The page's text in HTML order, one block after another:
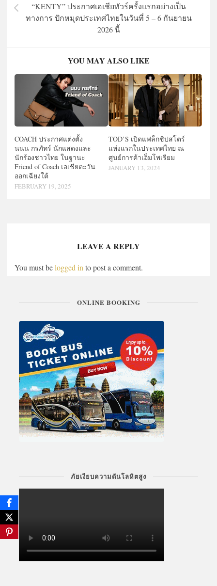
“KENTY” ประกาศเอเชียทัวร์ครั้งแรกอย่างเป็น
ทางการ ปักหมุดประเทศไทยในวันที่ 5 – 6 กันยายน
2026 นี้
YOU MAY ALSO LIKE
COACH ประกาศแต่งตั้ง
นนน กรภัทร์ นักแสดงและ
นักร้องชาวไทย ในฐานะ
Friend of Coach เอเชียตะวัน
ออกเฉียงใต้
FEBRUARY 19, 2025
TOD’S เปิดแฟล็กชิปสโตร์
แห่งแรกในประเทศไทย ณ
ศูนย์การค้าเอ็มโพเรียม
JANUARY 13, 2024
LEAVE A REPLY
You must belogged into post a comment.
ONLINE BOOKING
ภัยเงียบความดันโลหิตสูง